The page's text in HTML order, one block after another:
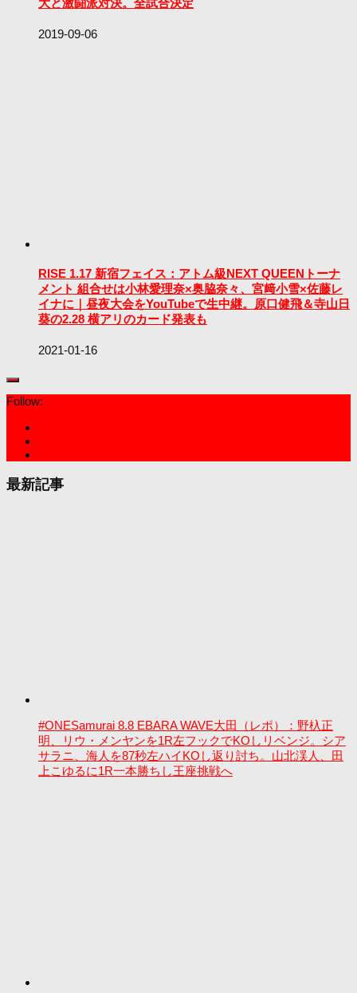
大と激闘派対決。全試合決定
2019-09-06
RISE 1.17 新宿フェイス：アトム級NEXT QUEENトーナ
メント 組合せは小林愛理奈×奥脇奈々、宮﨑小雪×佐藤レ
イナに｜昼夜大会をYouTubeで生中継。原口健飛＆寺山日
葵の2.28 横アリのカード発表も
2021-01-16
Follow:
最新記事
#ONESamurai 8.8 EBARA WAVE大田（レポ）：野杁正
明、リウ・メンヤンを1R左フックでKOしリベンジ。シア
サラニ、海人を87秒左ハイKOし返り討ち。山北渓人、田
上こゆるに1R一本勝ちし王座挑戦へ